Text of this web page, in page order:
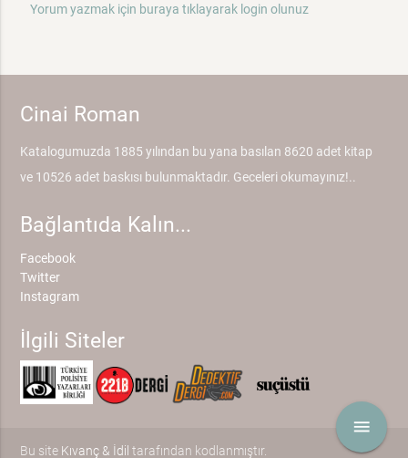
menu
Yorum yazmak için buraya tıklayarak login olunuz
Cinai Roman
Katalogumuzda 1885 yılından bu yana basılan 8620 adet kitap
ve 10526 adet baskısı bulunmaktadır. Geceleri okumayınız!..
Bağlantıda Kalın...
Facebook
Twitter
Instagram
İlgili Siteler
Bu site Kıvanç & İdil tarafından kodlanmıştır.